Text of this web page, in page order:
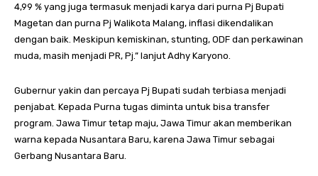
4,99 % yang juga termasuk menjadi karya dari purna Pj Bupati
Magetan dan purna Pj Walikota Malang, inflasi dikendalikan
dengan baik. Meskipun kemiskinan, stunting, ODF dan perkawinan
muda, masih menjadi PR, Pj.” lanjut Adhy Karyono.
Gubernur yakin dan percaya Pj Bupati sudah terbiasa menjadi
penjabat. Kepada Purna tugas diminta untuk bisa transfer
program. Jawa Timur tetap maju, Jawa Timur akan memberikan
warna kepada Nusantara Baru, karena Jawa Timur sebagai
Gerbang Nusantara Baru.